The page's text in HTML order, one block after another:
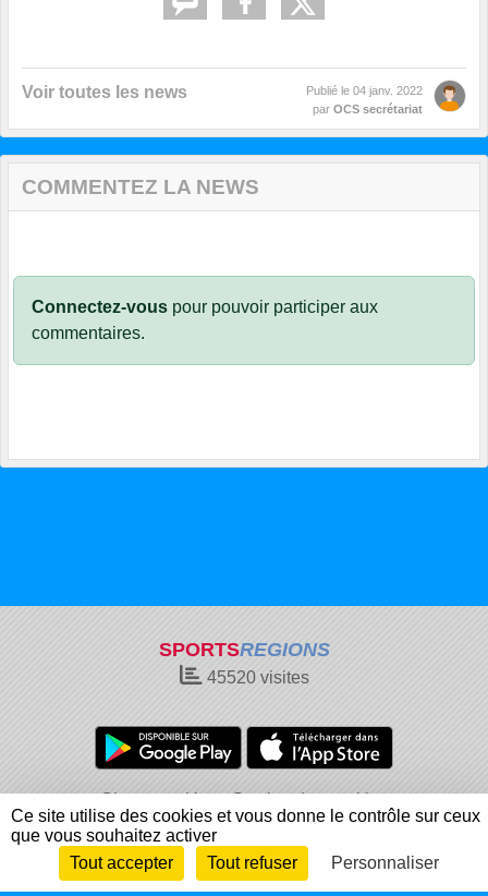
Voir toutes les news Publié le 04 janv. 2022
par OCS secrétariat
COMMENTEZ LA NEWS
Connectez-vous pour pouvoir participer aux
commentaires.
SPORTSREGIONS
45520visites
Charte cookies
Gestion des cookies
Informations légales
Signaler un contenu inapproprié
Envie de participer ? Connexion
Ce site utilise des cookies et vous donne le contrôle sur ceux
que vous souhaitez activer
Tout accepter
Tout refuser Personnaliser